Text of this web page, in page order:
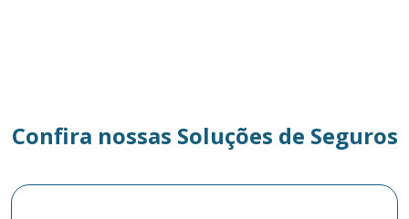
Confira nossas Soluções de Seguros